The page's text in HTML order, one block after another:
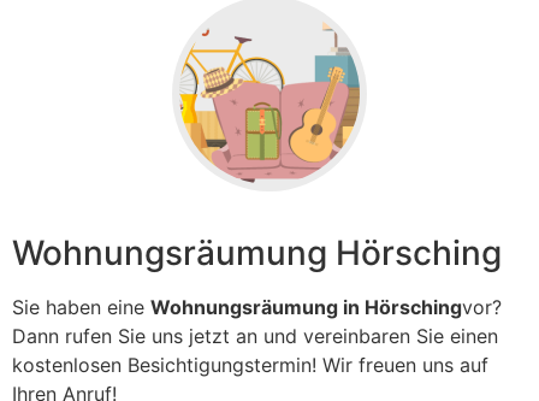
Wohnungsräumung Hörsching
Sie haben eine Wohnungsräumung in Hörschingvor?
Dann rufen Sie uns jetzt an und vereinbaren Sie einen
kostenlosen Besichtigungstermin! Wir freuen uns auf
Ihren Anruf!